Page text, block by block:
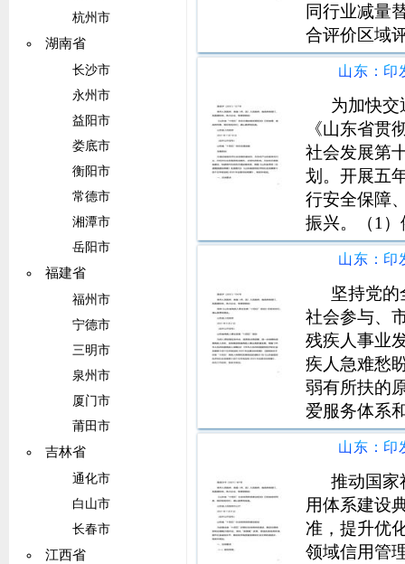
杭州市
湖南省
长沙市
永州市
益阳市
娄底市
衡阳市
常德市
湘潭市
岳阳市
福建省
福州市
宁德市
三明市
泉州市
厦门市
莆田市
吉林省
通化市
白山市
长春市
江西省
同行业减量
合评价区域
案第九条拟
能源和煤炭
门审批、核
为加快交
《山东省贯
社会发展第
划。开展五
行安全保障
振兴。（1
枢纽，推进
能，提升威
直航航线，
坚持党
社会参与、
残疾人事业
疾人急难愁
弱有所扶的
爱服务体系
障水平，促
残疾人基本
革创新，深
推动国家
用体系建设
准，提升优
领域信用管